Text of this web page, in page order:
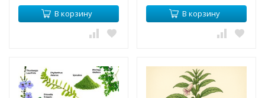
В корзину В корзину